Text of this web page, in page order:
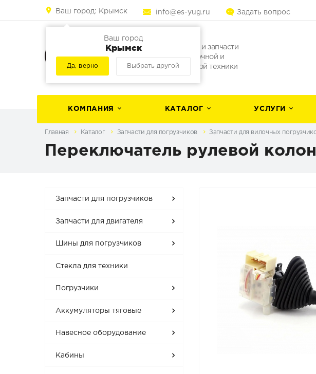
Ваш город: Крымск
Ваш город
Крымск
Да, верно Выбрать другой
info@es-yug.ru Задать вопрос
Погрузчики и запчасти
для погрузочной и
строительной техники
КОМПАНИЯ КАТАЛОГ УСЛУГИ
Главная Каталог Запчасти для погрузчиков Запчасти для вилочных
Переключатель рулевой
Запчасти для погрузчиков
Запчасти для двигателя
Шины для погрузчиков
Стекла для техники
Погрузчики
Аккумуляторы тяговые
Навесное оборудование
Кабины